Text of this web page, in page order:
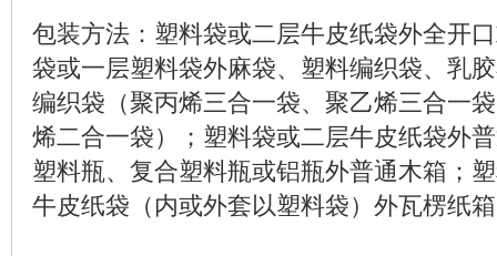
包装方法：塑料袋或二层牛皮纸袋外全开
袋或一层塑料袋外麻袋、塑料编织袋、乳
编织袋（聚丙烯三合一袋、聚乙烯三合一
烯二合一袋）；塑料袋或二层牛皮纸袋外
塑料瓶、复合塑料瓶或铝瓶外普通木箱；
牛皮纸袋（内或外套以塑料袋）外瓦楞纸